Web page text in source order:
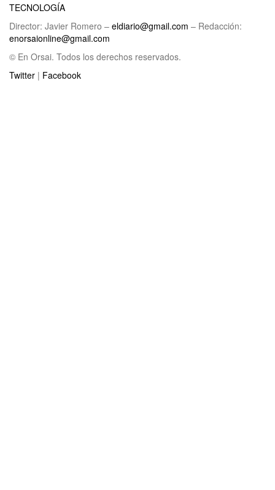
TECNOLOGÍA
Director: Javier Romero – eldiario@gmail.com – Redacción:
enorsaionline@gmail.com
© En Orsai. Todos los derechos reservados.
Twitter | Facebook